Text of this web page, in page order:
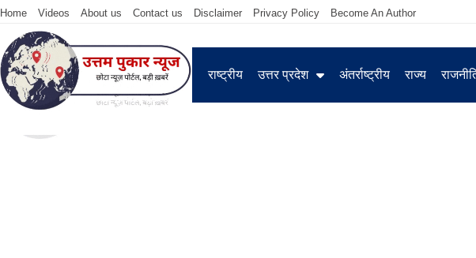
Home Videos About us Contact us Disclaimer Privacy Policy Become An Author
राष्ट्रीय उत्तर प्रदेश अंतर्राष्ट्रीय राज्य